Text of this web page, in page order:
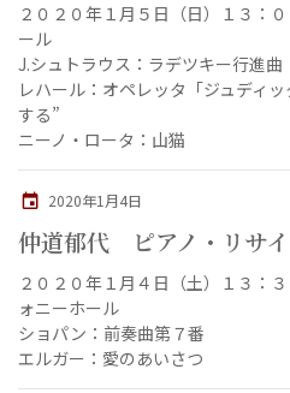
２０２０年１月５日（日）１３：
ール
J.シュトラウス：ラデツキー行進曲
レハール：オペレッタ「ジュディ
する”
ニーノ・ロータ：山猫
2020年1月4日
仲道郁代 ピアノ・リサ
２０２０年１月４日（土）１３：
ォニーホール
ショパン：前奏曲第７番
エルガー：愛のあいさつ